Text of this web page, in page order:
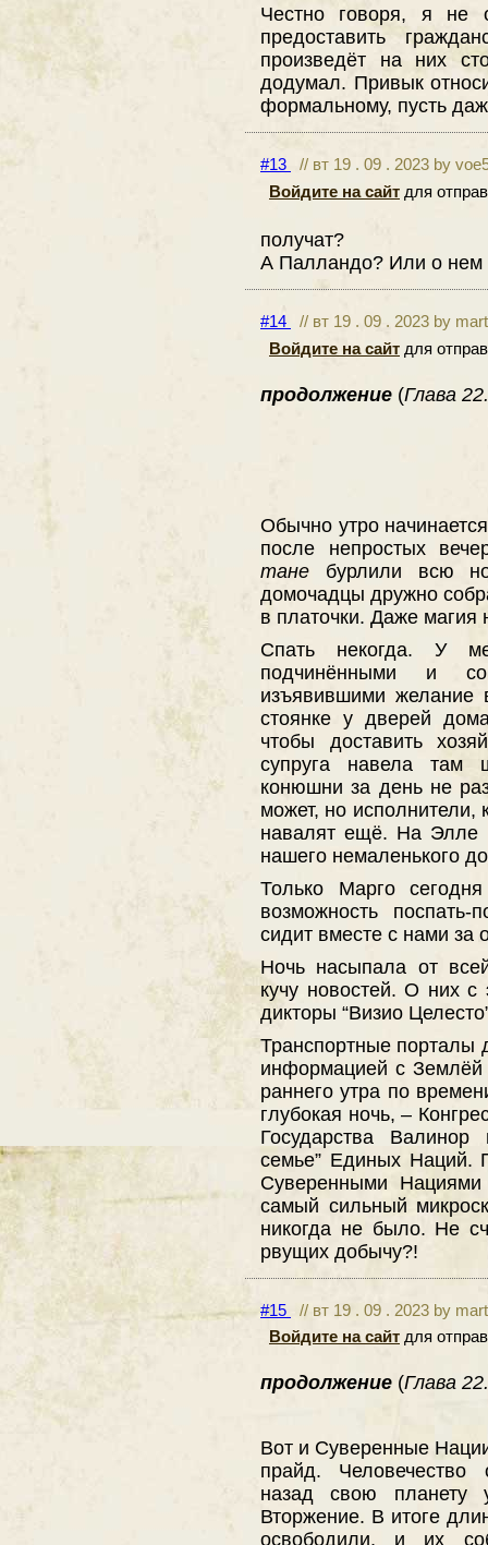
Честно говоря, я не
предоставить
произведёт на них
додумал. Привык
формальному, пусть
#13
// вт 19 . 09 . 2023 by
Войдите на сайт для
получат?
А Палландо? Или о нем
#14
// вт 19 . 09 . 2023 by
Войдите на сайт для
продолжение (Глава
Обычно утро
после непростых
тане бурлили всю
домочадцы дружно
в платочки. Даже магия
Спать некогда. У
подчинёнными и
изъявившими желание
стоянке у дверей
чтобы доставить
супруга навела там
конюшни за день не
может, но исполнители,
навалят ещё. На Элле
нашего немаленького
Только Марго
возможность поспать-
сидит вместе с нами за
Ночь насыпала от
кучу новостей. О них
дикторы “Визио
Транспортные порталы
информацией с Землёй
раннего утра по
глубокая ночь, –
Государства
семье” Единых Наций.
Суверенными
самый сильный
никогда не было. Не
рвущих добычу?!
#15
// вт 19 . 09 . 2023 by
Войдите на сайт для
продолжение (Глава
Вот и Суверенные
прайд. Человечество
назад свою
Вторжение. В итоге
освободили, и их